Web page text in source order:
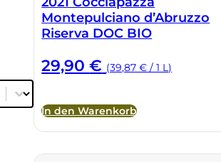
Montepulciano d’Abruzzo
Riserva DOC BIO
29,90€ (39,87 € / 1 L)
In den Warenkorb